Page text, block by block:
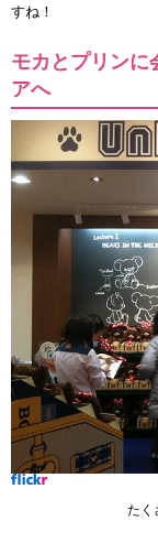
すね！
モカとプリンに
アへ
たく